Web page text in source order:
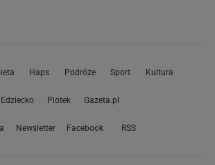
Haps Podróże Sport Kultura
Edziecko Plotek Gazeta.pl
Newsletter Facebook RSS